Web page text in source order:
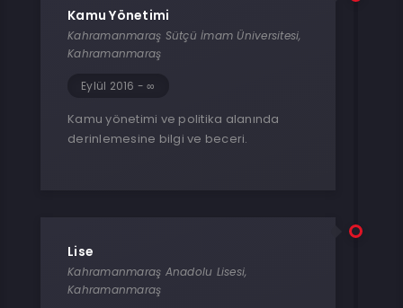
Kamu Yönetimi
Kahramanmaraş Sütçü İmam Üniversitesi,
Kahramanmaraş
Eylül 2016 - ∞
Kamu yönetimi ve politika alanında
derinlemesine bilgi ve beceri.
Lise
Kahramanmaraş Anadolu Lisesi,
Kahramanmaraş